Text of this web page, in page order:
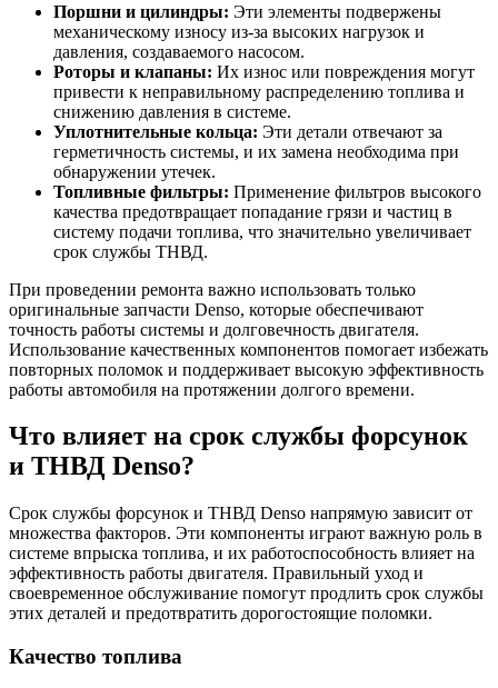
Поршни и цилиндры: Эти элементы подвержены
механическому износу из-за высоких нагрузок и
давления, создаваемого насосом.
Роторы и клапаны: Их износ или повреждения могут
привести к неправильному распределению топлива и
снижению давления в системе.
Уплотнительные кольца: Эти детали отвечают за
герметичность системы, и их замена необходима при
обнаружении утечек.
Топливные фильтры: Применение фильтров высокого
качества предотвращает попадание грязи и частиц в
систему подачи топлива, что значительно увеличивает
срок службы ТНВД.
При проведении ремонта важно использовать только
оригинальные запчасти Denso, которые обеспечивают
точность работы системы и долговечность двигателя.
Использование качественных компонентов помогает избежать
повторных поломок и поддерживает высокую эффективность
работы автомобиля на протяжении долгого времени.
Что влияет на срок службы форсунок
и ТНВД Denso?
Срок службы форсунок и ТНВД Denso напрямую зависит от
множества факторов. Эти компоненты играют важную роль в
системе впрыска топлива, и их работоспособность влияет на
эффективность работы двигателя. Правильный уход и
своевременное обслуживание помогут продлить срок службы
этих деталей и предотвратить дорогостоящие поломки.
Качество топлива